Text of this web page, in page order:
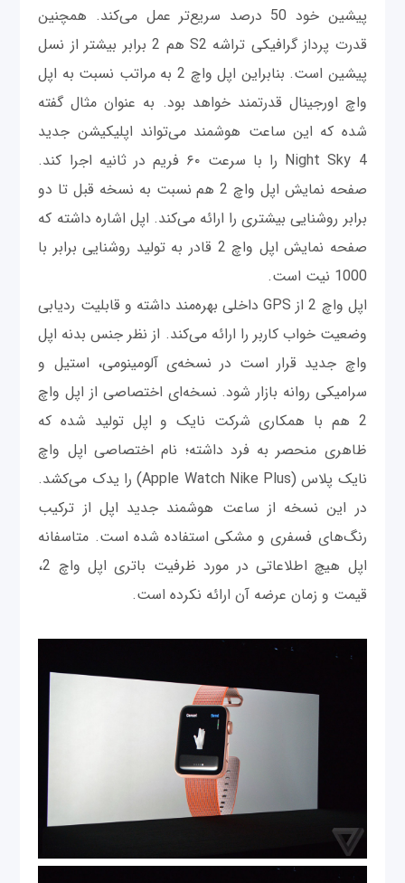
پیشین خود 50 درصد سریع‌تر عمل می‌کند. همچنین
قدرت پرداز گرافیکی تراشه S2 هم 2 برابر بیشتر از نسل
پیشین است. بنابراین اپل واچ 2 به مراتب نسبت به اپل
واچ اورجینال قدرتمند خواهد بود. به عنوان مثال گفته
شده که این ساعت هوشمند می‌تواند اپلیکیشن جدید
Night Sky 4 را با سرعت ۶۰ فریم در ثانیه اجرا کند.
صفحه نمایش اپل واچ 2 هم نسبت به نسخه قبل تا دو
برابر روشنایی بیشتری را ارائه می‌کند. اپل اشاره داشته که
صفحه نمایش اپل واچ 2 قادر به تولید روشنایی برابر با
1000 نیت است.
اپل واچ 2 از GPS داخلی بهره‌مند داشته و قابلیت ردیابی
وضعیت خواب کاربر را ارائه می‌کند. از نظر جنس بدنه اپل
واچ جدید قرار است در نسخه‌ی آلومینومی، استیل و
سرامیکی روانه بازار شود. نسخه‌ای اختصاصی از اپل واچ
2 هم با همکاری شرکت نایک و اپل تولید شده که
ظاهری منحصر به فرد داشته؛ نام اختصاصی اپل واچ
نایک پلاس (Apple Watch Nike Plus) را یدک می‌کشد.
در این نسخه از ساعت هوشمند جدید اپل از ترکیب
رنگ‌های فسفری و مشکی استفاده شده است. متاسفانه
اپل هیچ اطلاعاتی در مورد ظرفیت باتری اپل واچ 2،
قیمت و زمان عرضه آن ارائه نکرده است.